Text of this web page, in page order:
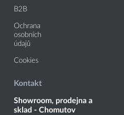
B2B
Ochrana
osobních
údajů
Cookies
Kontakt
Showroom, prodejna a
sklad - Chomutov